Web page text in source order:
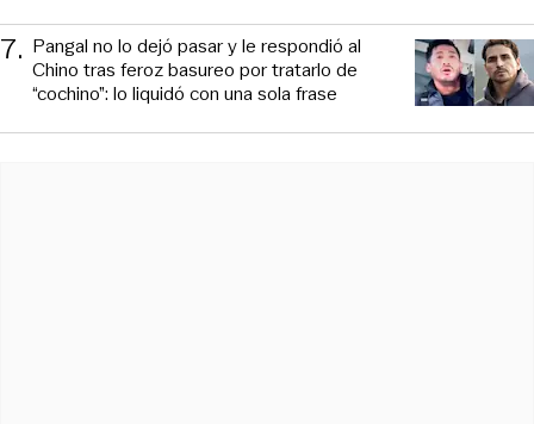
7. Pangal no lo dejó pasar y le respondió al
Chino tras feroz basureo por tratarlo de
“cochino”: lo liquidó con una sola frase